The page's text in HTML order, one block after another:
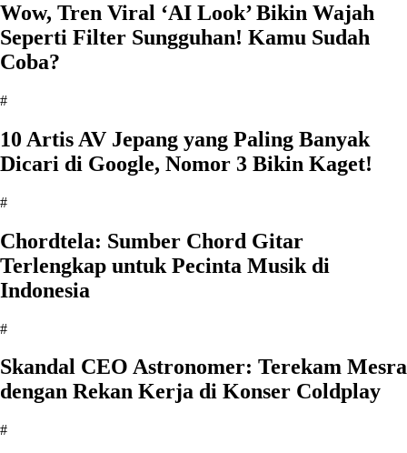
Wow, Tren Viral ‘AI Look’ Bikin Wajah
Seperti Filter Sungguhan! Kamu Sudah
Coba?
#
10 Artis AV Jepang yang Paling Banyak
Dicari di Google, Nomor 3 Bikin Kaget!
#
Chordtela: Sumber Chord Gitar
Terlengkap untuk Pecinta Musik di
Indonesia
#
Skandal CEO Astronomer: Terekam Mesra
dengan Rekan Kerja di Konser Coldplay
#